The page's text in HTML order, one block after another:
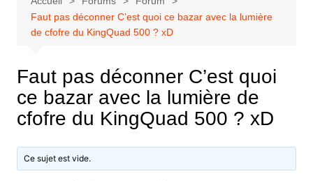
Faut pas déconner C’est quoi ce bazar avec la lumière
de cfofre du KingQuad 500 ? xD
Faut pas déconner C’est quoi
ce bazar avec la lumière de
cfofre du KingQuad 500 ? xD
Ce sujet est vide.